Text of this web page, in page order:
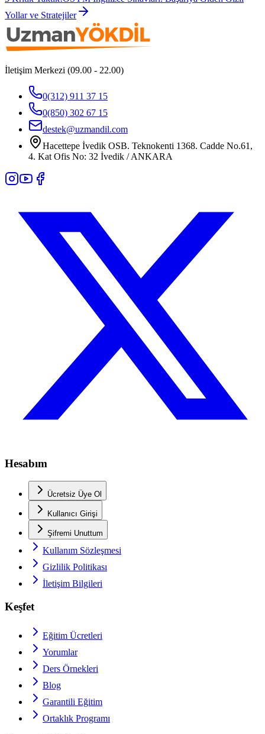
Yollar ve Stratejiler
İletişim Merkezi (09.00 - 22.00)
0(312) 911 37 15
0(850) 302 67 15
destek@uzmandil.com
Hacettepe İvedik OSB. Teknokenti 1368. Cadde No.61,
4. Kat Ofis No: 32 İvedik / ANKARA
Hesabım
Ücretsiz Üye Ol
Kullanıcı Girişi
Şifremi Unuttum
Kullanım Sözleşmesi
Gizlilik Politikası
İletişim Bilgileri
Keşfet
Eğitim Ücretleri
Yorumlar
Ders Örnekleri
Blog
Garantili Eğitim
Ortaklık Programı